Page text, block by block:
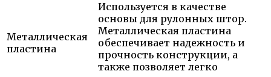
Металлическая
пластина
Используется в качестве
основы для рулонных штор.
Металлическая пластина
обеспечивает надежность и
прочность конструкции, а
также позволяет легко